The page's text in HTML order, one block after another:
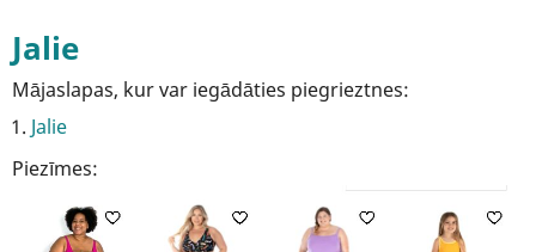
Jalie
Mājaslapas, kur var iegādāties piegrieztnes:
Jalie
Piezīmes: